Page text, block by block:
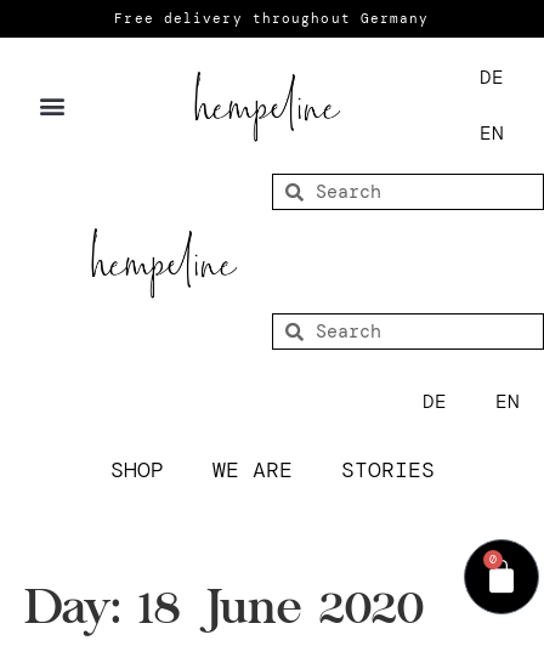
Free delivery throughout Germany
DE
EN
DE EN
SHOP WE ARE STORIES
0
Day: 18 June 2020